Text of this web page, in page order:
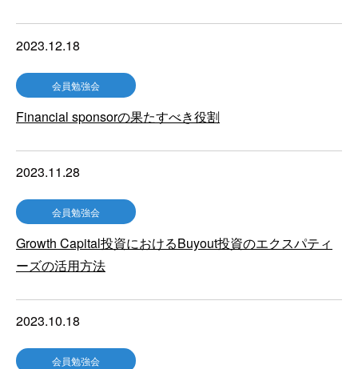
2023.12.18
会員勉強会
Financial sponsorの果たすべき役割
2023.11.28
会員勉強会
Growth Capital投資におけるBuyout投資のエクスパティ
ーズの活用方法
2023.10.18
会員勉強会